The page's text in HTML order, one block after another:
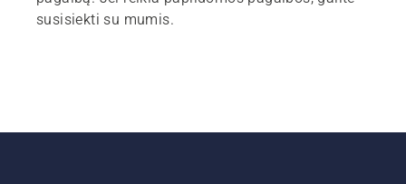
susisiekti su mumis.